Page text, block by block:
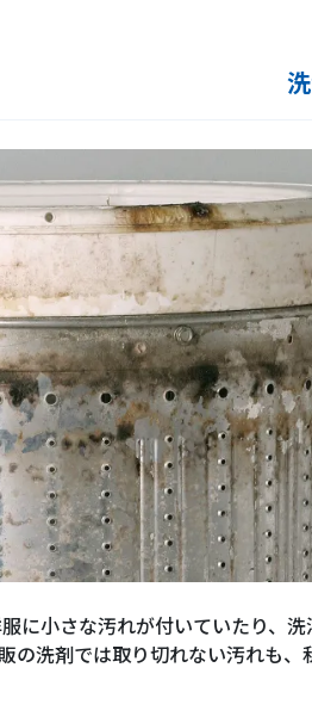
に小さな汚れが付いていたり、
の洗剤では取り切れない汚れも